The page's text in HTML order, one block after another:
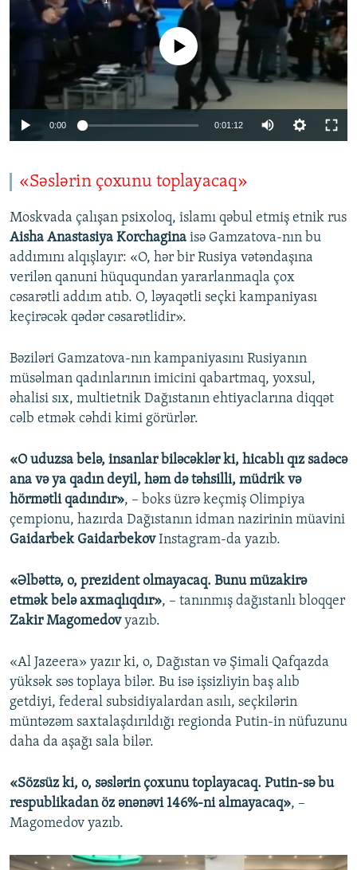
No media source currently available
0:00 0:01:12
«Səslərin çoxunu toplayacaq»
Moskvada çalışan psixoloq, islamı qəbul etmiş etnik rus
Aisha Anastasiya Korchagina isə Gamzatova-nın bu
addımını alqışlayır: «O, hər bir Rusiya vətəndaşına
verilən qanuni hüququndan yararlanmaqla çox
cəsarətli addım atıb. O, ləyaqətli seçki kampaniyası
keçirəcək qədər cəsarətlidir».
Bəziləri Gamzatova-nın kampaniyasını Rusiyanın
müsəlman qadınlarının imicini qabartmaq, yoxsul,
əhalisi sıx, multietnik Dağıstanın ehtiyaclarına diqqət
cəlb etmək cəhdi kimi görürlər.
«O uduzsa belə, insanlar biləcəklər ki, hicablı qız sadəcə
ana və ya qadın deyil, həm də təhsilli, müdrik və
hörmətli qadındır», – boks üzrə keçmiş Olimpiya
çempionu, hazırda Dağıstanın idman nazirinin müavini
Gaidarbek GaidarbekovInstagram-da yazıb.
«Əlbəttə, o, prezident olmayacaq. Bunu müzakirə
etmək belə axmaqlıqdır», – tanınmış dağıstanlı bloqqer
Zakir Magomedovyazıb.
«Al Jazeera» yazır ki, o, Dağıstan və Şimali Qafqazda
yüksək səs toplaya bilər. Bu isə işsizliyin baş alıb
getdiyi, federal subsidiyalardan asılı, seçkilərin
müntəzəm saxtalaşdırıldığı regionda Putin-in nüfuzunu
daha da aşağı sala bilər.
«Sözsüz ki, o, səslərin çoxunu toplayacaq. Putin-sə bu
respublikadan öz ənənəvi 146%-ni almayacaq», –
Magomedov yazıb.